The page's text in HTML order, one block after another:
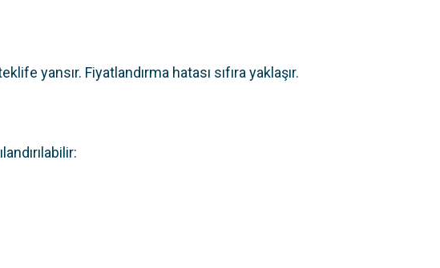
yansır. Fiyatlandırma hatası sıfıra yaklaşır.